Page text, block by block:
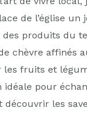
de l’église un
des produits du
chèvre affinés
les fruits et
idéale pour
découvrir les